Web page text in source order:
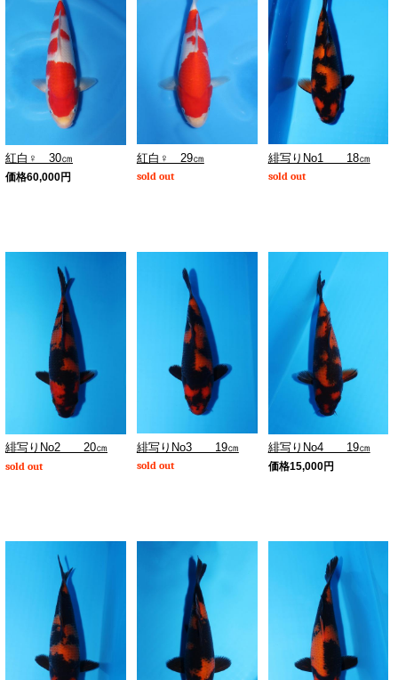
紅白♀ 30㎝
価格60,000円
紅白♀ 29㎝
sold out
緋写りNo1 18㎝
sold out
緋写りNo2 20㎝
sold out
緋写りNo3 19㎝
sold out
緋写りNo4 19㎝
価格15,000円